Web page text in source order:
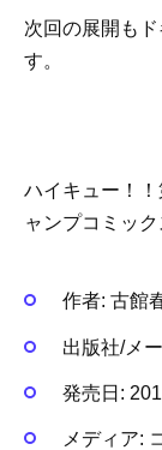
次回の展開も
す。
ハイキュー！
ャンプコミック
作者: 古館
出版社/メ
発売日:
メディア: